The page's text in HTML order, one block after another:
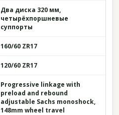
Два диска 320 мм,
четырёхпоршневые
суппорты
160/60 ZR17
120/60 ZR17
Progressive linkage with
preload and rebound
adjustable Sachs monoshock,
148mm wheel travel